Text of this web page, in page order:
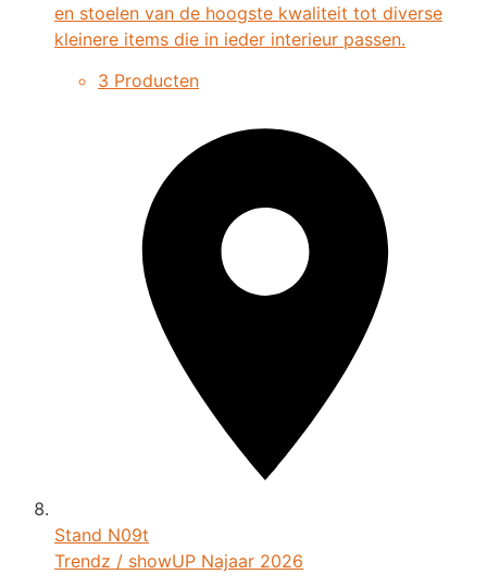
en stoelen van de hoogste kwaliteit tot diverse
kleinere items die in ieder interieur passen.
3 Producten
Stand N09t
Trendz / showUP Najaar 2026